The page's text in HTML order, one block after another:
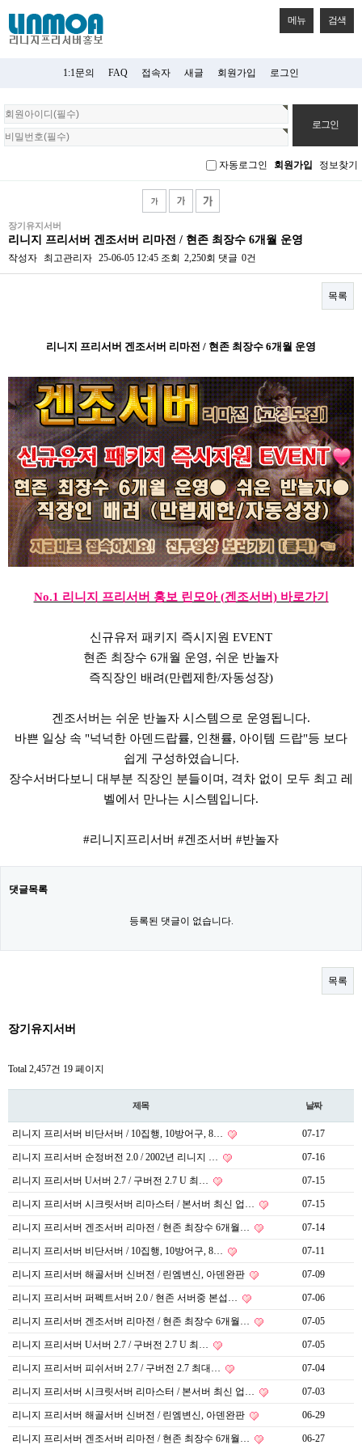
메뉴 검색
1:1문의 FAQ 접속자 새글 회원가입 로그인
회
원
로
자동로그인 회원가입 정보찾기
장기유지서버
리니지 프리서버 겐조서버 리마전 / 현존 최장수 6개월 운영
작성자 최고관리자 25-06-05 12:45 조회 2,250회 댓글 0건
목록
리니지 프리서버 겐조서버 리마전 / 현존 최장수 6개월 운영
No.1 리니지 프리서버 홍보 린모아 (겐조서버) 바로가기
신규유저 패키지 즉시지원 EVENT
현존 최장수 6개월 운영, 쉬운 반놀자
즉직장인 배려(만렙제한/자동성장)
겐조서버는 쉬운 반놀자 시스템으로 운영됩니다.
바쁜 일상 속 "넉넉한 아덴드랍률, 인챈률, 아이템 드랍"등 보다
쉽게 구성하였습니다.
장수서버다보니 대부분 직장인 분들이며, 격차 없이 모두 최고 레
벨에서 만나는 시스템입니다.
#리니지프리서버 #겐조서버 #반놀자
댓글목록
등록된 댓글이 없습니다.
목록
장기유지서버
Total 2,457건 19 페이지
제목 날짜
리니지 프리서버 비단서버 / 10집행, 10방어구, 8… 07-17
리니지 프리서버 순정버전 2.0 / 2002년 리니지 … 07-16
리니지 프리서버 U서버 2.7 / 구버전 2.7 U 최… 07-15
리니지 프리서버 시크릿서버 리마스터 / 본서버 최신 업… 07-15
리니지 프리서버 겐조서버 리마전 / 현존 최장수 6개월… 07-14
리니지 프리서버 비단서버 / 10집행, 10방어구, 8… 07-11
리니지 프리서버 해골서버 신버전 / 린엠변신, 아덴완판 07-09
리니지 프리서버 퍼펙트서버 2.0 / 현존 서버중 본섭… 07-06
리니지 프리서버 겐조서버 리마전 / 현존 최장수 6개월… 07-05
리니지 프리서버 U서버 2.7 / 구버전 2.7 U 최… 07-05
리니지 프리서버 피쉬서버 2.7 / 구버전 2.7 최대… 07-04
리니지 프리서버 시크릿서버 리마스터 / 본서버 최신 업… 07-03
리니지 프리서버 해골서버 신버전 / 린엠변신, 아덴완판 06-29
리니지 프리서버 겐조서버 리마전 / 현존 최장수 6개월… 06-27